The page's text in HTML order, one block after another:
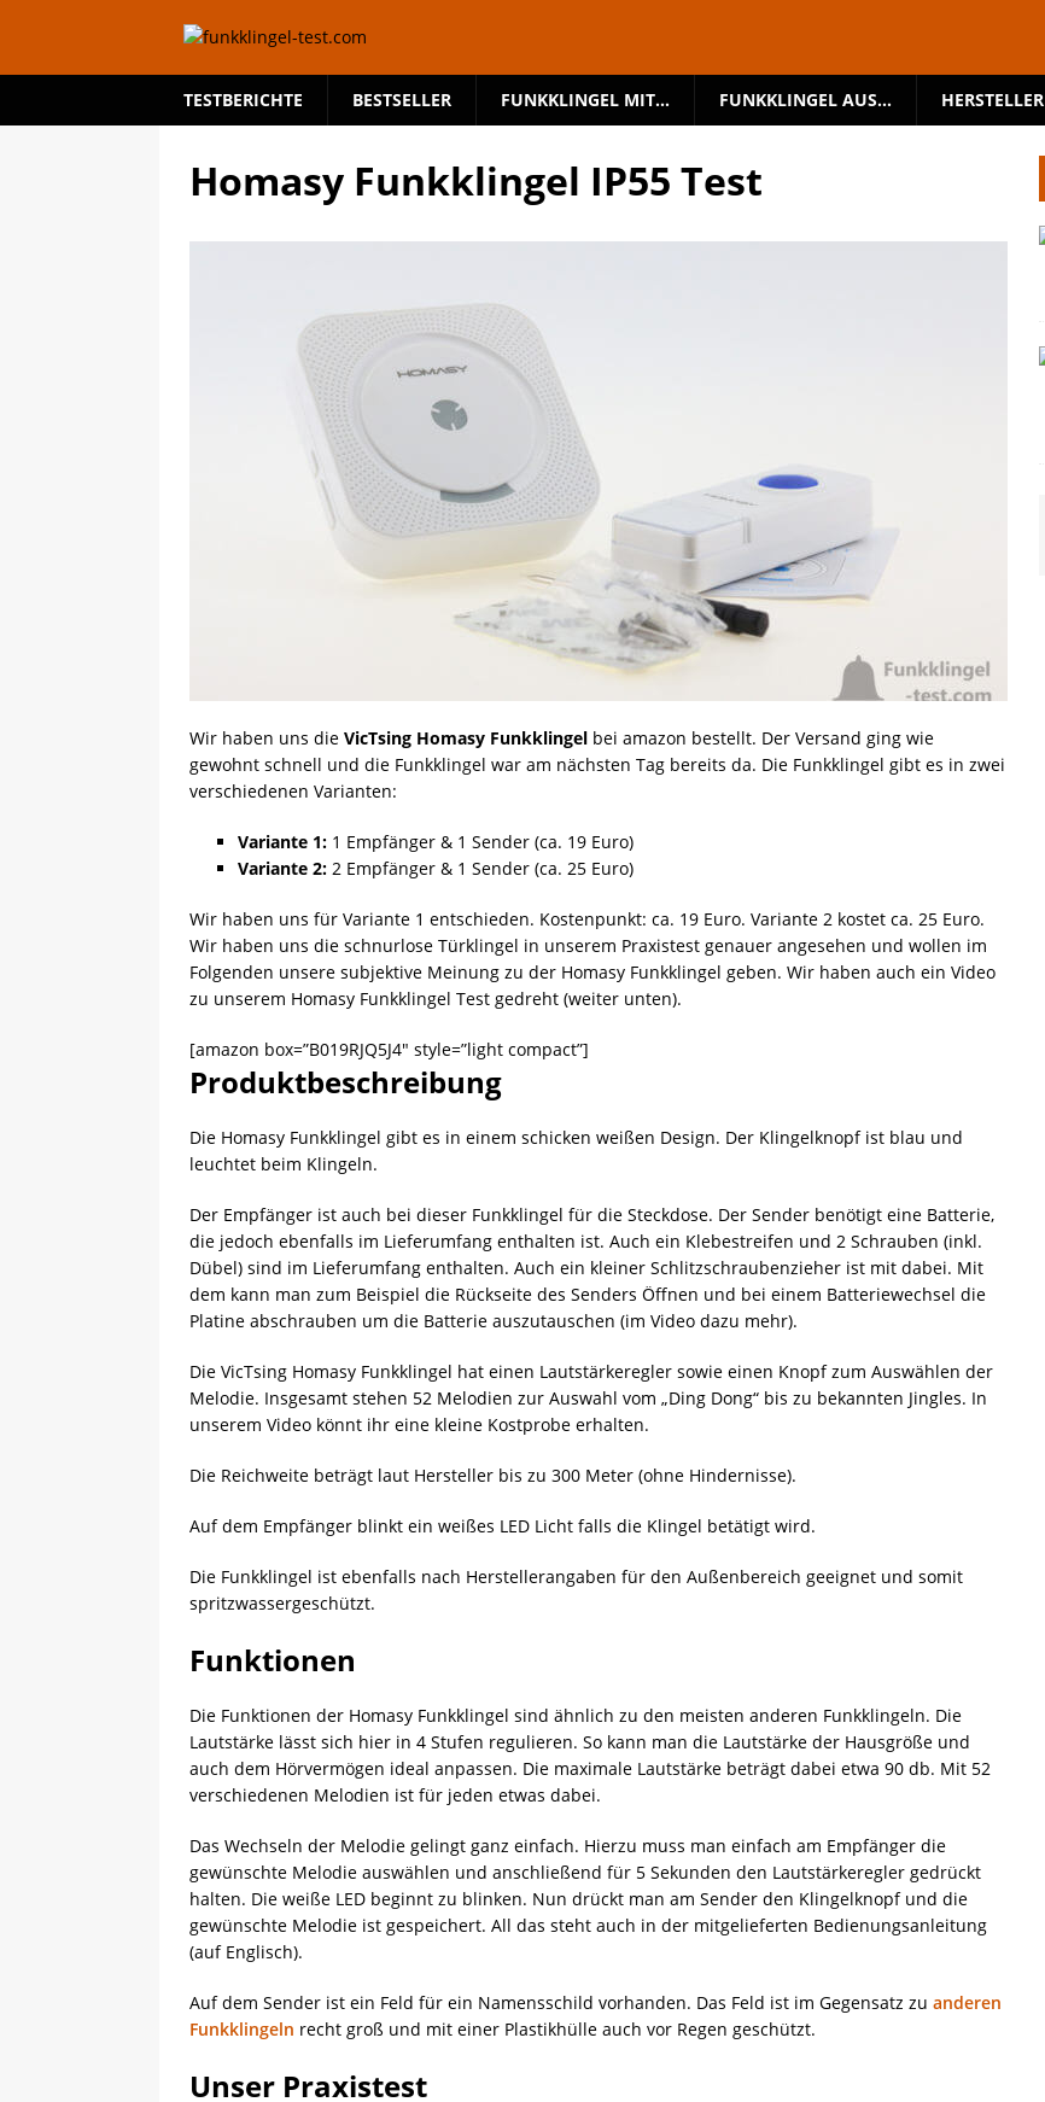
TESTBERICHTE BESTSELLER FUNKKLINGEL MIT… FUNKKLINGEL AUS… HERSTELLER
Homasy Funkklingel IP55 Test
Wir haben uns die VicTsing Homasy Funkklingel bei amazon bestellt. Der Versand ging wie
gewohnt schnell und die Funkklingel war am nächsten Tag bereits da. Die Funkklingel gibt es in zwei
verschiedenen Varianten:
Variante 1: 1 Empfänger & 1 Sender (ca. 19 Euro)
Variante 2: 2 Empfänger & 1 Sender (ca. 25 Euro)
Wir haben uns für Variante 1 entschieden. Kostenpunkt: ca. 19 Euro. Variante 2 kostet ca. 25 Euro.
Wir haben uns die schnurlose Türklingel in unserem Praxistest genauer angesehen und wollen im
Folgenden unsere subjektive Meinung zu der Homasy Funkklingel geben. Wir haben auch ein Video
zu unserem Homasy Funkklingel Test gedreht (weiter unten).
[amazon box=”B019RJQ5J4″ style=”light compact”]
Produktbeschreibung
Die Homasy Funkklingel gibt es in einem schicken weißen Design. Der Klingelknopf ist blau und
leuchtet beim Klingeln.
Der Empfänger ist auch bei dieser Funkklingel für die Steckdose. Der Sender benötigt eine Batterie,
die jedoch ebenfalls im Lieferumfang enthalten ist. Auch ein Klebestreifen und 2 Schrauben (inkl.
Dübel) sind im Lieferumfang enthalten. Auch ein kleiner Schlitzschraubenzieher ist mit dabei. Mit
dem kann man zum Beispiel die Rückseite des Senders Öffnen und bei einem Batteriewechsel die
Platine abschrauben um die Batterie auszutauschen (im Video dazu mehr).
Die VicTsing Homasy Funkklingel hat einen Lautstärkeregler sowie einen Knopf zum Auswählen der
Melodie. Insgesamt stehen 52 Melodien zur Auswahl vom „Ding Dong“ bis zu bekannten Jingles. In
unserem Video könnt ihr eine kleine Kostprobe erhalten.
Die Reichweite beträgt laut Hersteller bis zu 300 Meter (ohne Hindernisse).
Auf dem Empfänger blinkt ein weißes LED Licht falls die Klingel betätigt wird.
Die Funkklingel ist ebenfalls nach Herstellerangaben für den Außenbereich geeignet und somit
spritzwassergeschützt.
Funktionen
Die Funktionen der Homasy Funkklingel sind ähnlich zu den meisten anderen Funkklingeln. Die
Lautstärke lässt sich hier in 4 Stufen regulieren. So kann man die Lautstärke der Hausgröße und
auch dem Hörvermögen ideal anpassen. Die maximale Lautstärke beträgt dabei etwa 90 db. Mit 52
verschiedenen Melodien ist für jeden etwas dabei.
Das Wechseln der Melodie gelingt ganz einfach. Hierzu muss man einfach am Empfänger die
gewünschte Melodie auswählen und anschließend für 5 Sekunden den Lautstärkeregler gedrückt
halten. Die weiße LED beginnt zu blinken. Nun drückt man am Sender den Klingelknopf und die
gewünschte Melodie ist gespeichert. All das steht auch in der mitgelieferten Bedienungsanleitung
(auf Englisch).
Auf dem Sender ist ein Feld für ein Namensschild vorhanden. Das Feld ist im Gegensatz zu anderen
Funkklingeln recht groß und mit einer Plastikhülle auch vor Regen geschützt.
Unser Praxistest